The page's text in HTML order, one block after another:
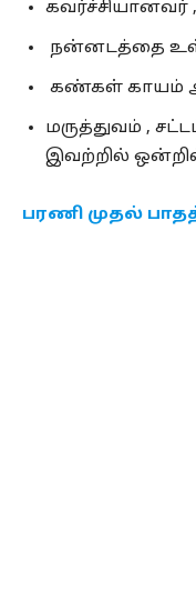
கவர்ச்சியானவர் ,
நன்னடத்தை
கண்கள் காயம்
மருத்துவம் ,
இவற்றில்
பரணி முதல்